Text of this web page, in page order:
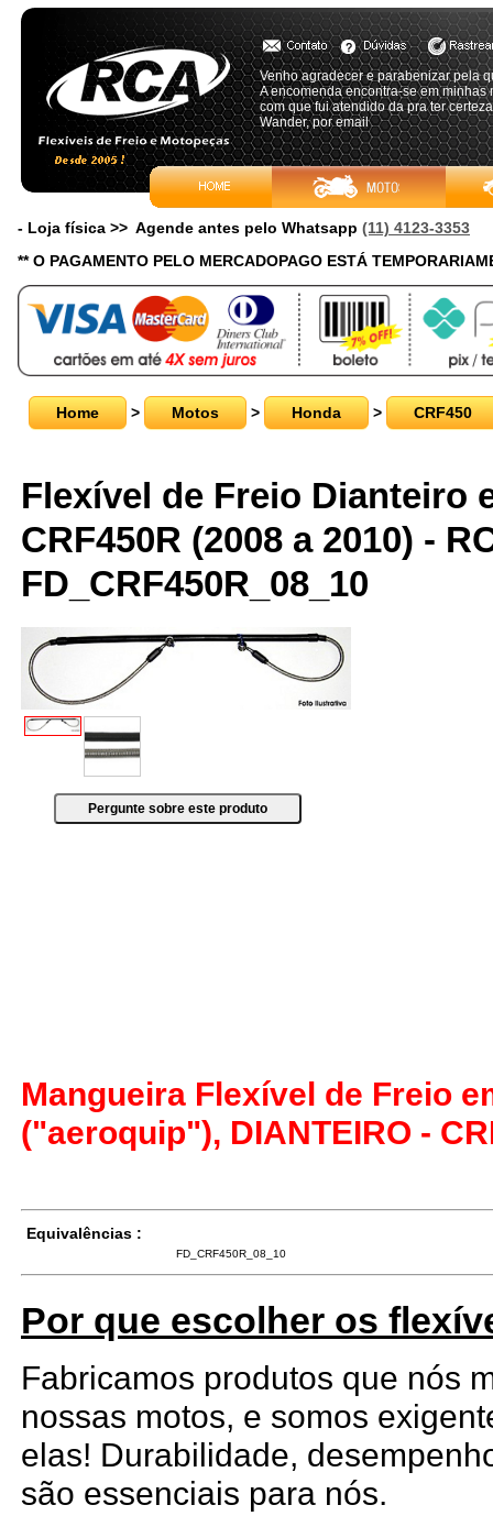
Venho agradecer e parabenizar pela
A encomenda encontra-se em
com que fui atendido da pra ter
Wander, por email
- Loja física >> Agende antes pelo Whatsapp (11) 4123-3353
** O PAGAMENTO PELO MERCADOPAGO ESTÁ
Home > Motos > Honda > CRF450
Flexível de Freio Dianteiro
CRF450R (2008 a 2010) -
FD_CRF450R_08_10
Mangueira Flexível de Freio
("aeroquip"), DIANTEIRO -
Equivalências :
FD_CRF450R_08_10
Por que escolher os
Fabricamos produtos que nós
nossas motos, e somos
elas! Durabilidade,
são essenciais para nós.